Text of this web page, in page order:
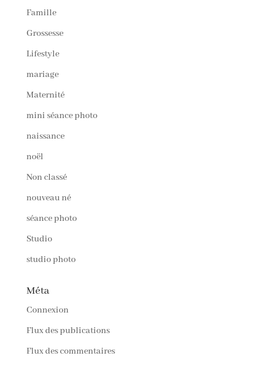
Famille
Grossesse
Lifestyle
mariage
Maternité
mini séance photo
naissance
noël
Non classé
nouveau né
séance photo
Studio
studio photo
Méta
Connexion
Flux des publications
Flux des commentaires